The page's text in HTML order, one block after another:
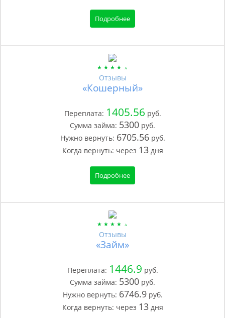
Подробнее
Отзывы
«Кошерный»
Переплата: 1405.56 руб.
Сумма займа: 5300 руб.
Нужно вернуть: 6705.56руб.
Когда вернуть: через 13дня
Подробнее
Отзывы
«Займ»
Переплата: 1446.9 руб.
Сумма займа: 5300 руб.
Нужно вернуть: 6746.9руб.
Когда вернуть: через 13дня